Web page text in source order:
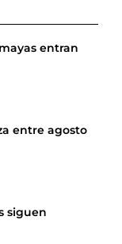
entran
entre agosto
siguen